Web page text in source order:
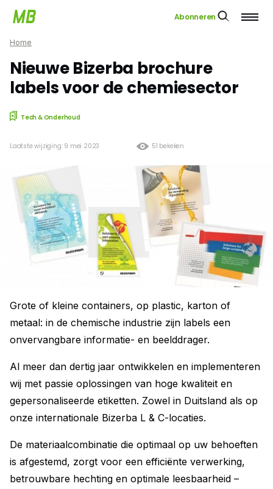
Abonneren
Home
Nieuwe Bizerba brochure
labels voor de chemiesector
Tech & Onderhoud
51 bekeken
Laatste wijziging: 9 mei 2023
Grote of kleine containers, op plastic, karton of
metaal: in de chemische industrie zijn labels een
onvervangbare informatie- en beelddrager.
Al meer dan dertig jaar ontwikkelen en implementeren
wij met passie oplossingen van hoge kwaliteit en
gepersonaliseerde etiketten. Zowel in Duitsland als op
onze internationale Bizerba L & C-locaties.
De materiaalcombinatie die optimaal op uw behoeften
is afgestemd, zorgt voor een efficiënte verwerking,
betrouwbare hechting en optimale leesbaarheid –